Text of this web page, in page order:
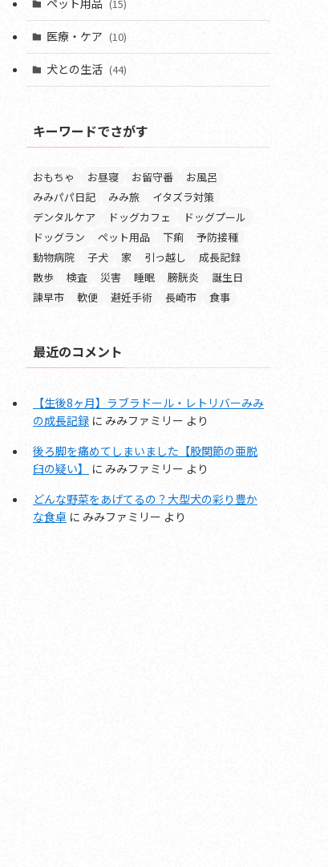
ペット用品 (15)
医療・ケア (10)
犬との生活 (44)
キーワードでさがす
おもちゃ お昼寝 お留守番
お風呂
みみパパ日記
みみ旅
イタズラ対策
デンタルケア
ドッグカフェ
ドッグプール
ドッグラン
ペット用品 下痢
予防接種
動物病院
子犬 家 引っ越し
成長記録
散歩
検査 災害 睡眠 膀胱炎
誕生日
諫早市
軟便 避妊手術 長崎市 食事
最近のコメント
【生後8ヶ月】ラブラドール・レトリバーみみ
の成長記録 に みみファミリー より
後ろ脚を痛めてしまいました【股関節の亜脱
臼の疑い】
に みみファミリー より
どんな野菜をあげてるの？大型犬の彩り豊か
な食卓 に みみファミリー より